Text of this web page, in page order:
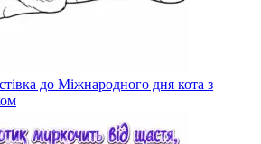
до Міжнародного дня кота з